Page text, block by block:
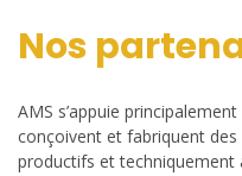
Nos
AMS s’appuie
conçoivent et fabriquent
productifs et techniquement